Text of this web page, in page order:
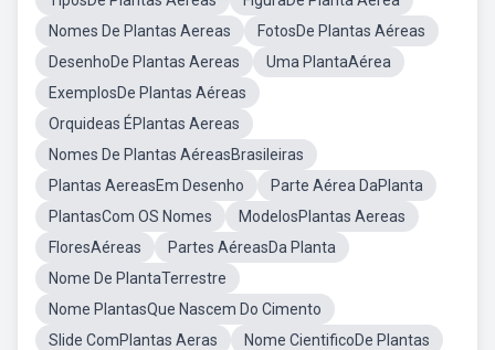
Nomes De Plantas Aereas
FotosDe Plantas Aéreas
DesenhoDe Plantas Aereas
Uma PlantaAérea
ExemplosDe Plantas Aéreas
Orquideas ÉPlantas Aereas
Nomes De Plantas AéreasBrasileiras
Plantas AereasEm Desenho
Parte Aérea DaPlanta
PlantasCom OS Nomes
ModelosPlantas Aereas
FloresAéreas
Partes AéreasDa Planta
Nome De PlantaTerrestre
Nome PlantasQue Nascem Do Cimento
Slide ComPlantas Aeras
Nome CientificoDe Plantas